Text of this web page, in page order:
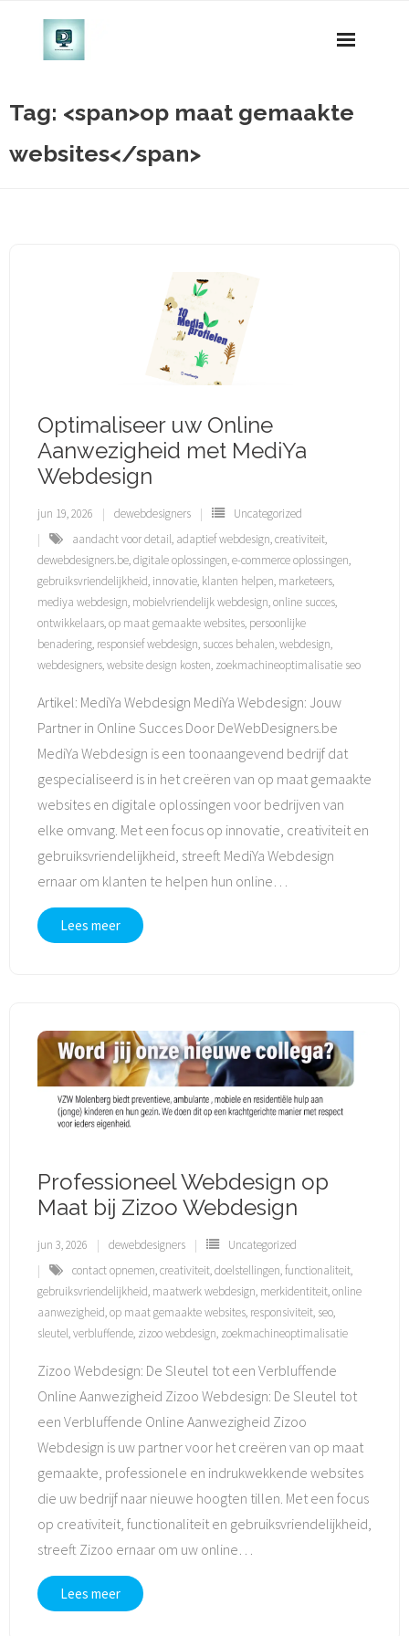
Tag: <span>op maat gemaakte
websites</span>
Optimaliseer uw Online
Aanwezigheid met MediYa
Webdesign
jun 19, 2026 dewebdesigners
Uncategorized
aandacht voor detail, adaptief webdesign,creativiteit,
dewebdesigners.be,digitale oplossingen,e-commerce oplossingen,
gebruiksvriendelijkheid, innovatie, klanten helpen, marketeers,
mediya webdesign, mobielvriendelijk webdesign,online succes,
ontwikkelaars,op maat gemaakte websites, persoonlijke
benadering, responsief webdesign, succes behalen,webdesign,
webdesigners,website design kosten, zoekmachineoptimalisatie seo
Artikel: MediYa Webdesign MediYa Webdesign: Jouw
Partner in Online Succes Door DeWebDesigners.be
MediYa Webdesign is een toonaangevend bedrijf dat
gespecialiseerd is in het creëren van op maat gemaakte
websites en digitale oplossingen voor bedrijven van
elke omvang. Met een focus op innovatie, creativiteit en
gebruiksvriendelijkheid, streeft MediYa Webdesign
ernaar om klanten te helpen hun online…
Lees meer
Professioneel Webdesign op
Maat bij Zizoo Webdesign
jun 3, 2026 dewebdesigners
Uncategorized
contact opnemen,creativiteit,doelstellingen,functionaliteit,
gebruiksvriendelijkheid, maatwerk webdesign, merkidentiteit,online
aanwezigheid,op maat gemaakte websites, responsiviteit, seo,
sleutel,verbluffende, zizoo webdesign, zoekmachineoptimalisatie
Zizoo Webdesign: De Sleutel tot een Verbluffende
Online Aanwezigheid Zizoo Webdesign: De Sleutel tot
een Verbluffende Online Aanwezigheid Zizoo
Webdesign is uw partner voor het creëren van op maat
gemaakte, professionele en indrukwekkende websites
die uw bedrijf naar nieuwe hoogten tillen. Met een focus
op creativiteit, functionaliteit en gebruiksvriendelijkheid,
streeft Zizoo ernaar om uw online…
Lees meer